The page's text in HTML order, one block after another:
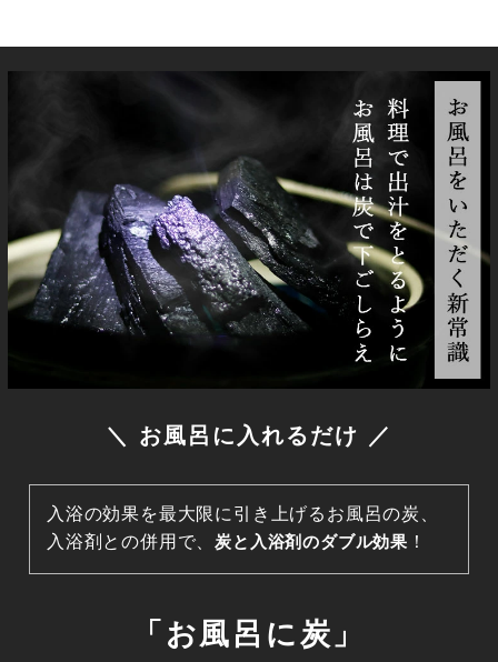
＼ お風呂に入れるだけ ／
入浴の効果を最大限に引き上げるお風呂の炭、
入浴剤との併用で、炭と入浴剤のダブル効果 ！
「お風呂に炭」